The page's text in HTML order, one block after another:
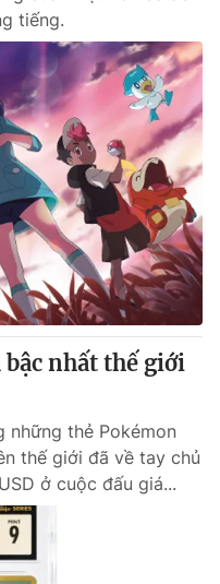
tiếng.
nhất thế giới
những thẻ Pokémon
thế giới đã về tay chủ
ở cuộc đấu giá...